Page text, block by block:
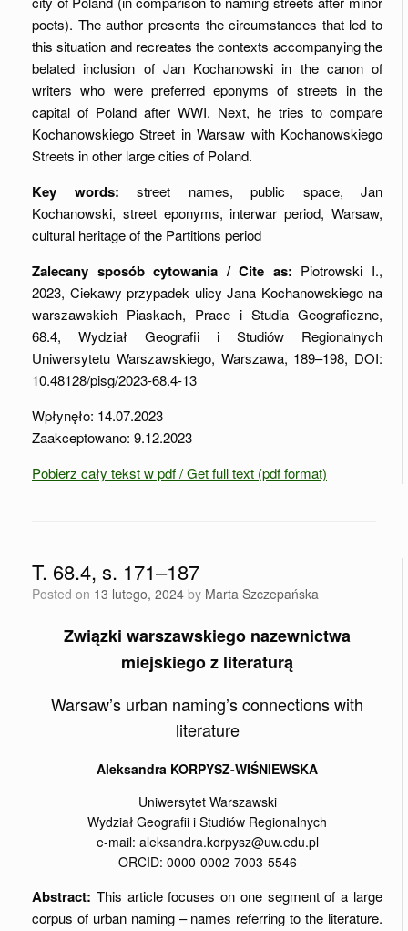
poets). The author presents the circumstances that led to
this situation and recreates the contexts accompanying the
belated inclusion of Jan Kochanowski in the canon of
writers who were preferred eponyms of streets in the
capital of Poland after WWI. Next, he tries to compare
Kochanowskiego Street in Warsaw with Kochanowskiego
Streets in other large cities of Poland.
Key words: street names, public space, Jan
Kochanowski, street eponyms, interwar period, Warsaw,
cultural heritage of the Partitions period
Zalecany sposób cytowania / Cite as: Piotrowski I.,
2023, Ciekawy przypadek ulicy Jana Kochanowskiego na
warszawskich Piaskach, Prace i Studia Geograficzne,
68.4, Wydział Geografii i Studiów Regionalnych
Uniwersytetu Warszawskiego, Warszawa, 189–198, DOI:
10.48128/pisg/2023-68.4-13
Wpłynęło: 14.07.2023
Zaakceptowano: 9.12.2023
Pobierz cały tekst w pdf / Get full text (pdf format)
T. 68.4, s. 171–187
Posted on 13 lutego, 2024 by Marta Szczepańska
Związki warszawskiego nazewnictwa
miejskiego z literaturą
Warsaw’s urban naming’s connections with
literature
Aleksandra KORPYSZ-WIŚNIEWSKA
Uniwersytet Warszawski
Wydział Geografii i Studiów Regionalnych
e-mail: aleksandra.korpysz@uw.edu.pl
ORCID: 0000-0002-7003-5546
Abstract: This article focuses on one segment of a large
corpus of urban naming – names referring to the literature.